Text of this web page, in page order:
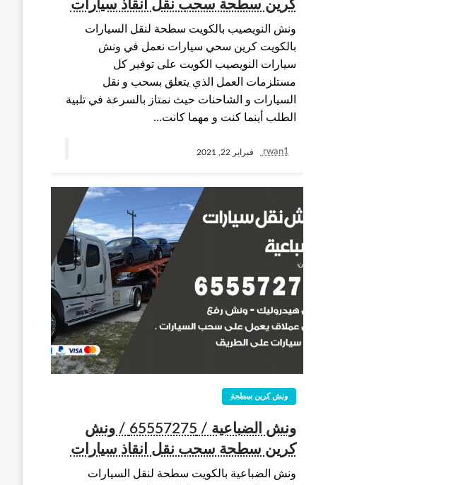
كرين سطحة سحب نقل انقاذ سيارات
ونش النويصيب بالكويت سطحة لنقل السيارات
بالكويت كرين سحي سيارات نعمل في ونش
سيارات النويصيب الكويت على توفير كل
مستلزمات العمل الذي يتعلق بسحب و نقل
السيارات و الشاحنات حيث نمتاز بالسرعة في تلبية
الطلب أينما كنت و مهما كانت…
rwan1 فبراير 22, 2021
ونش كرين سطحة
ونش الضباعية / 65557275 / ونش
كرين سطحة سحب نقل انقاذ سيارات
ونش الضباعية بالكويت سطحة لنقل السيارات